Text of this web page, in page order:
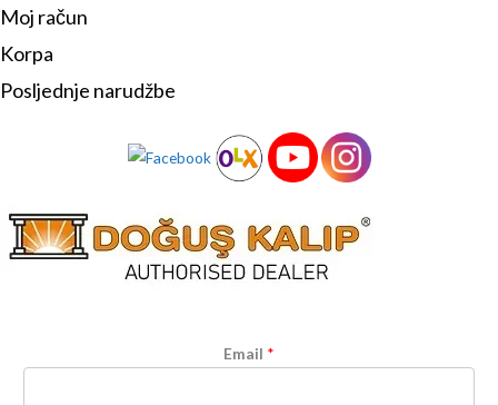
Moj račun
Korpa
Posljednje narudžbe
Email *